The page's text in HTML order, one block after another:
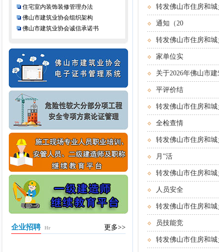
住宅室内装饰装修管理办法
佛山市建筑业协会组织架构
佛山市建筑业协会诚信承诺书
企业招聘 Hr 更多>>
转发佛山市住房和
通知（20
转发佛山市住房和
家单位实
关于2026年佛山市
平评价结
转发佛山市住房和
全检查情
转发佛山市住房和
月”活
转发佛山市住房和
人员安全
转发佛山市住房和
员技能竞
转发佛山市住房和